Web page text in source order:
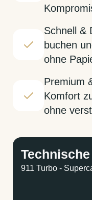
Schnell &
buchen
ohne
Premium
Komfort
ohne
911 Turbo -